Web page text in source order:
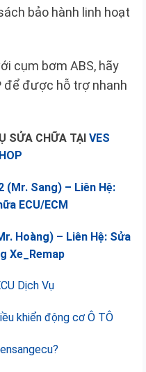
bảo hành linh hoạt
cụm bơm ABS, hãy
để được hỗ trợ nhanh
SỬA CHỮA TẠI VES
(Mr. Sang) – Liên Hệ:
ECU/ECM
Hoàng) – Liên Hệ: Sửa
Xe_Remap
Dịch Vụ
khiển động cơ Ô TÔ